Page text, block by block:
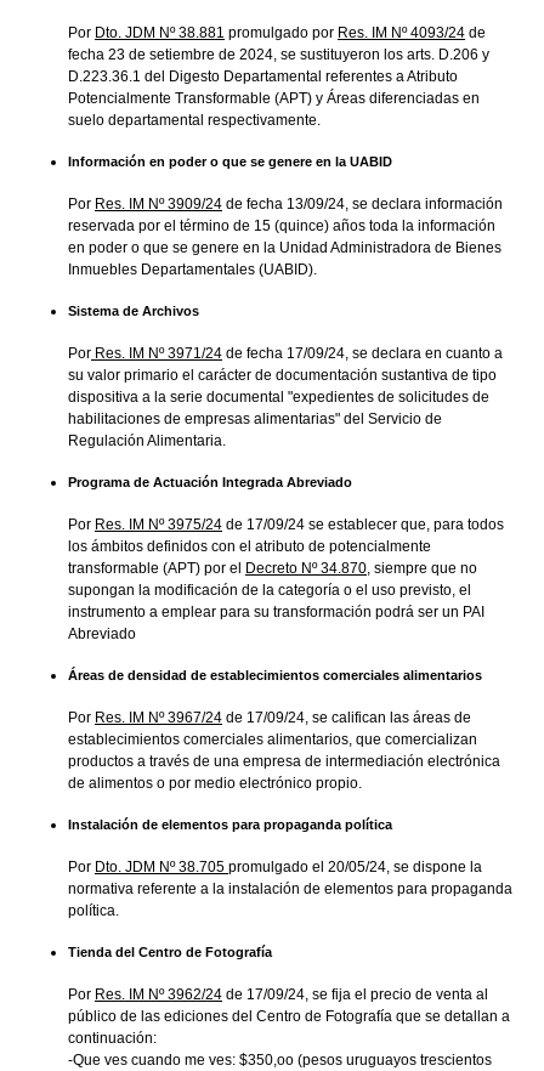
Por Dto. JDM Nº 38.881 promulgado por Res. IM Nº 4093/24 de
fecha 23 de setiembre de 2024, se sustituyeron los arts. D.206 y
D.223.36.1 del Digesto Departamental referentes a Atributo
Potencialmente Transformable (APT) y Áreas diferenciadas en
suelo departamental respectivamente.
Información en poder o que se genere en la UABID
Por Res. IM Nº 3909/24 de fecha 13/09/24, se declara información
reservada por el término de 15 (quince) años toda la información
en poder o que se genere en la Unidad Administradora de Bienes
Inmuebles Departamentales (UABID).
Sistema de Archivos
Por Res. IM Nº 3971/24 de fecha 17/09/24, se declara en cuanto a
su valor primario el carácter de documentación sustantiva de tipo
dispositiva a la serie documental "expedientes de solicitudes de
habilitaciones de empresas alimentarias" del Servicio de
Regulación Alimentaria.
Programa de Actuación Integrada Abreviado
Por Res. IM Nº 3975/24 de 17/09/24 se establecer que, para todos
los ámbitos definidos con el atributo de potencialmente
transformable (APT) por el
Decreto Nº 34.870, siempre que no
supongan la modificación de la categoría o el uso previsto, el
instrumento a emplear para su transformación podrá ser un PAI
Abreviado
Áreas de densidad de establecimientos comerciales alimentarios
Por Res. IM Nº 3967/24 de 17/09/24, se califican las áreas de
establecimientos comerciales alimentarios, que comercializan
productos a través de una empresa de intermediación electrónica
de alimentos o por medio electrónico propio.
Instalación de elementos para propaganda política
Por Dto. JDM Nº 38.705 promulgado el 20/05/24, se dispone la
normativa referente a la instalación de elementos para propaganda
política.
Tienda del Centro de Fotografía
Por Res. IM Nº 3962/24 de 17/09/24, se fija el precio de venta al
público de las ediciones del Centro de Fotografía que se detallan a
continuación:
-Que ves cuando me ves: $350,oo (pesos uruguayos trescientos